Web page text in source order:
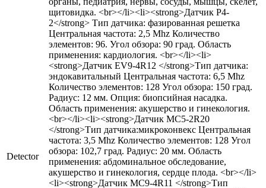
Detector
щитовидка. <br></li><li><strong>Датчик P4-
2</strong> Тип датчика: фазированная решетка
Центральная частота: 2,5 Mhz Количество
элементов: 96. Угол обзора: 90 град. Область
применения: кардиология. <br></li><li>
<strong>Датчик EV9-4R12 </strong>Тип датчика:
эндокавитальный Центральная частота: 6,5 Mhz
Количество элементов: 128 Угол обзора: 150 град.
Радиус: 12 мм. Опция: биопсийная насадка.
Область применения: акушерство и гинекология.
<br></li><li><strong>Датчик MC5-2R20
</strong>Тип датчика:микроконвекс Центральная
частота: 3,5 Mhz Количество элементов: 128 Угол
обзора: 102,7 град. Радиус: 20 мм. Область
применения: абдоминальное обследование,
акушерство и гинекология, сердце плода. <br></li>
<li><strong>Датчик MC9-4R11 </strong>Тип